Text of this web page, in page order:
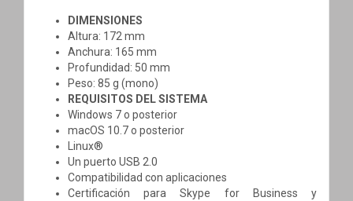
DIMENSIONES
Altura: 172 mm
Anchura: 165 mm
Profundidad: 50 mm
Peso: 85 g (mono)
REQUISITOS DEL SISTEMA
Windows 7 o posterior
macOS 10.7 o posterior
Linux®
Un puerto USB 2.0
Compatibilidad con aplicaciones
Certificación para Skype for Business y